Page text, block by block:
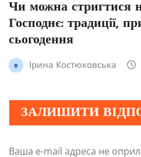
Чи можна стригтися
Господнє: традиції,
сьогодення
Ірина Костюковська
ЗАЛИШИТИ
Ваша e-mail адреса не